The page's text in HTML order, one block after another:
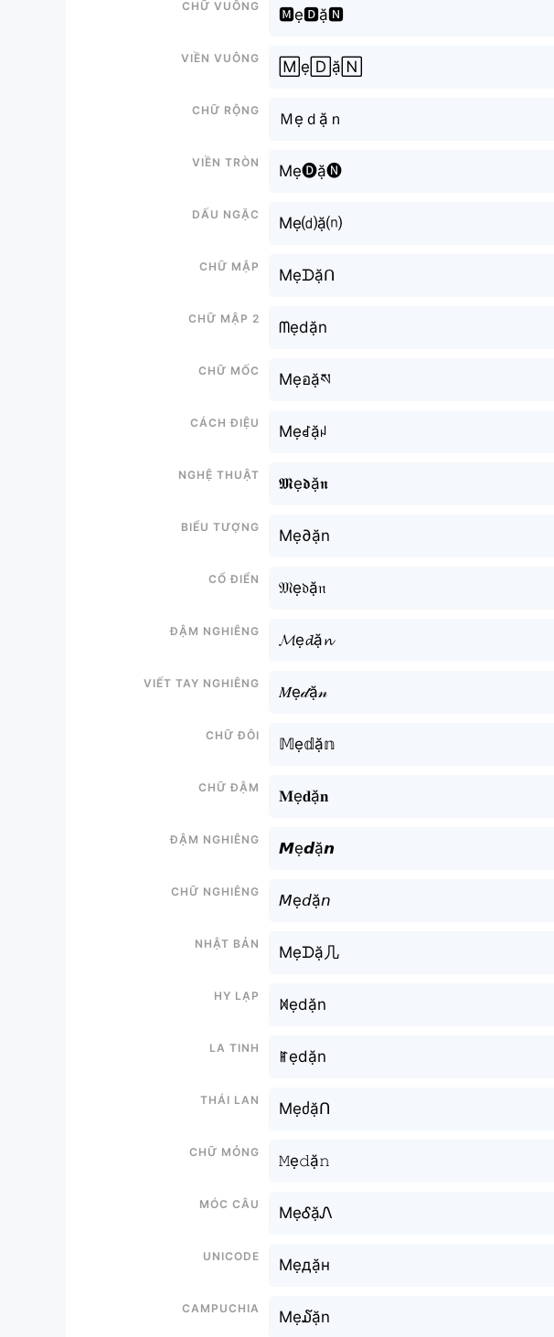
Chữ vuông
🅼ẹ🅳ặ🅽
Viền vuông
🄼ẹ🄳ặ🄽
Chữ rộng
Ｍẹｄặｎ
Viền tròn
Mẹ🅓ặ🅝
Dấu ngặc
Mẹ⒟ặ⒩
Chữ mập
Mẹᗪặᑎ
Chữ mập 2
ᗰẹdặn
Chữ mốc
Mẹอặས
Cách điệu
Mẹꀸặꈤ
Nghệ thuật
𝕸ẹ𝖉ặ𝖓
Biểu tượng
Mẹ∂ặn
Cổ điển
𝔐ẹ𝔡ặ𝔫
Đậm nghiêng
𝓜ẹ𝓭ặ𝓷
Viết tay nghiêng
𝑀ẹ𝒹ặ𝓃
Chữ đôi
𝕄ẹ𝕕ặ𝕟
Chữ đậm
𝐌ẹ𝐝ặ𝐧
Đậm nghiêng
𝙈ẹ𝙙ặ𝙣
Chữ nghiêng
𝘔ẹ𝘥ặ𝘯
Nhật bản
Mẹᗪặ几
Hy lạp
ꁒẹdặn
La tinh
ꂵẹdặn
Thái lan
MẹძặՈ
Chữ mỏng
𝙼ẹ𝚍ặ𝚗
Móc câu
MẹᎴặᏁ
Unicode
Мẹдặн
Campuchia
Mẹ໓ặn